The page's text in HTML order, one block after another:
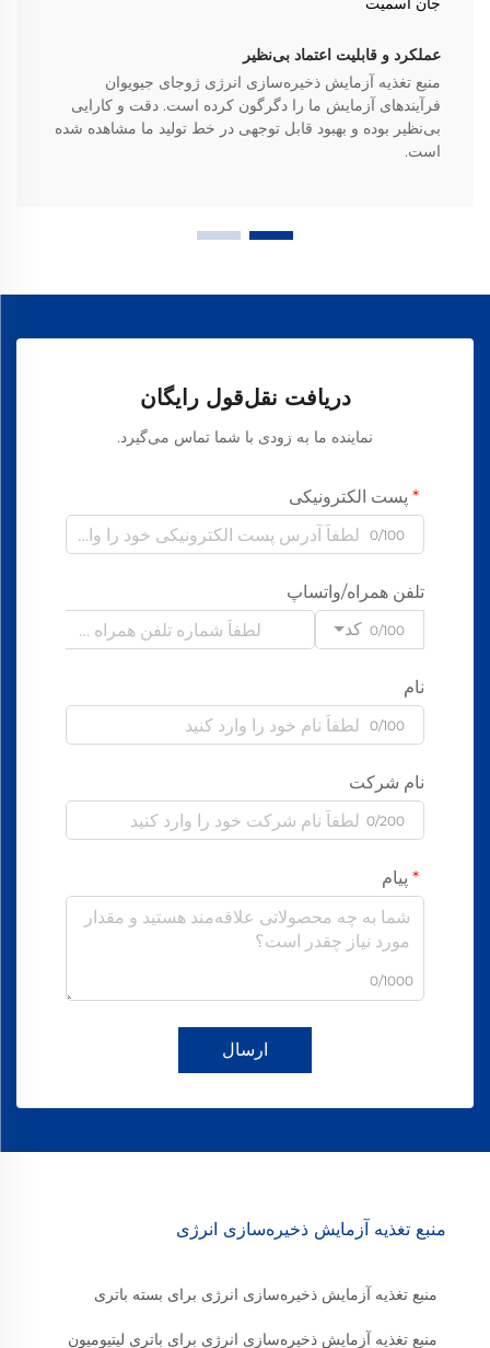
عملکرد و قابلیت اعتماد بی‌نظیر
منبع تغذیه آزمایش ذخیره‌سازی انرژی ژوجای جیویوان
فرآیندهای آزمایش ما را دگرگون کرده است. دقت و کارایی
بی‌نظیر بوده و بهبود قابل توجهی در خط تولید ما مشاهده شده
است.
دریافت نقل‌قول رایگان
نماینده ما به زودی با شما تماس می‌گیرد.
پست الکترونیکی
0/100
تلفن همراه/واتساپ
کد 0/100
نام
0/100
نام شرکت
0/200
پیام
0/1000
ارسال
منبع تغذیه آزمایش ذخیره‌سازی انرژی
منبع تغذیه آزمایش ذخیره‌سازی انرژی برای بسته باتری
منبع تغذیه آزمایش ذخیره‌سازی انرژی برای باتری لیتیومیون